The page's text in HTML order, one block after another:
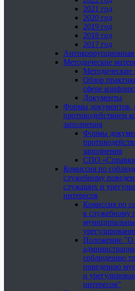
2021 год
2020 год
2019 год
2018 год
2017 год
Антикоррупционная
Методические
Методические
Обзор
сфере
Документы
Формы документов,
противодействием
заполнения
Формы
заполнения
СПО
Комиссия по
служебному
служащих и
интересов
Комиссия по
к служебному
Положение "О
соблюдению
поведению
и
интересов"